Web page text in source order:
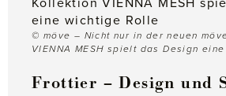
© möve – Nicht nur in der neuen
VIENNA MESH spielt das Design
Frottier – Design und